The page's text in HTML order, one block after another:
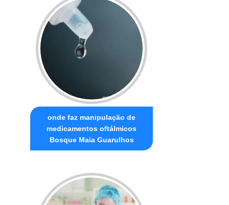
onde faz manipulação de
medicamentos oftálmicos
Bosque Maia Guarulhos